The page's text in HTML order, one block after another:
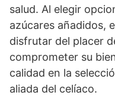
salud. Al elegir
azúcares añadidos,
disfrutar del placer
comprometer su
calidad en la
aliada del celíaco.